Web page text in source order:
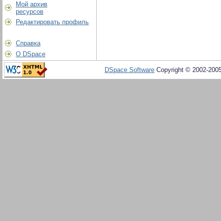
Мой архив
ресурсов
Редактировать профиль
Справка
О DSpace
DSpace Software Copyright © 2002-